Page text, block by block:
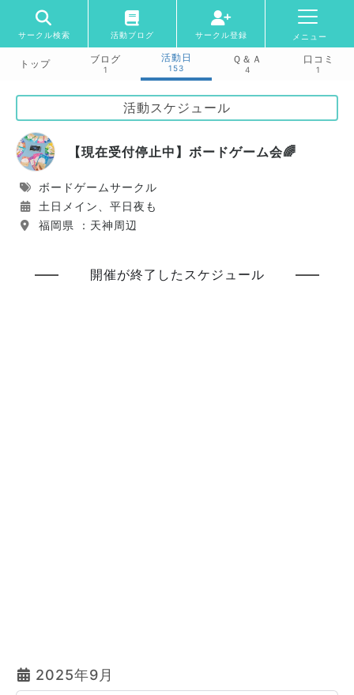
サークル検索 活動ブログ サークル登録 メニュー
トップ ブログ
1
活動日
153
Ｑ＆Ａ
4
口コミ
1
活動スケジュール
【現在受付停止中】ボードゲーム会🌈
ボードゲームサークル
土日メイン、平日夜も
福岡県 ：天神周辺
開催が終了したスケジュール
2025年9月